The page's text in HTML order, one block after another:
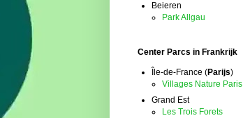
Beieren
Park Allgau
Center Parcs in Frankrijk
Île-de-France (Parijs)
Villages Nature Paris
Grand Est
Les Trois Forets